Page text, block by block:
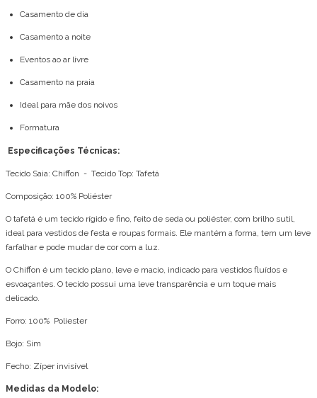
Casamento de dia
Casamento a noite
Eventos ao ar livre
Casamento na praia
Ideal para mãe dos noivos
Formatura
Especificações Técnicas:
Tecido Saia: Chiffon - Tecido Top: Tafetá
Composição: 100% Poliéster
O tafetá é um tecido rígido e fino, feito de seda ou poliéster, com brilho sutil,
ideal para vestidos de festa e roupas formais. Ele mantém a forma, tem um leve
farfalhar e pode mudar de cor com a luz.
O Chiffon é um tecido plano, leve e macio, indicado para vestidos fluídos e
esvoaçantes. O tecido possui uma leve transparência e um toque mais
delicado.
Forro: 100% Poliester
Bojo: Sim
Fecho: Zíper invisível
Medidas da Modelo: